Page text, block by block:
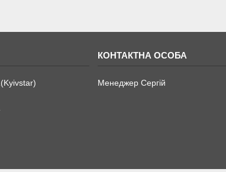
Kyivstar
Менеджер Сергій